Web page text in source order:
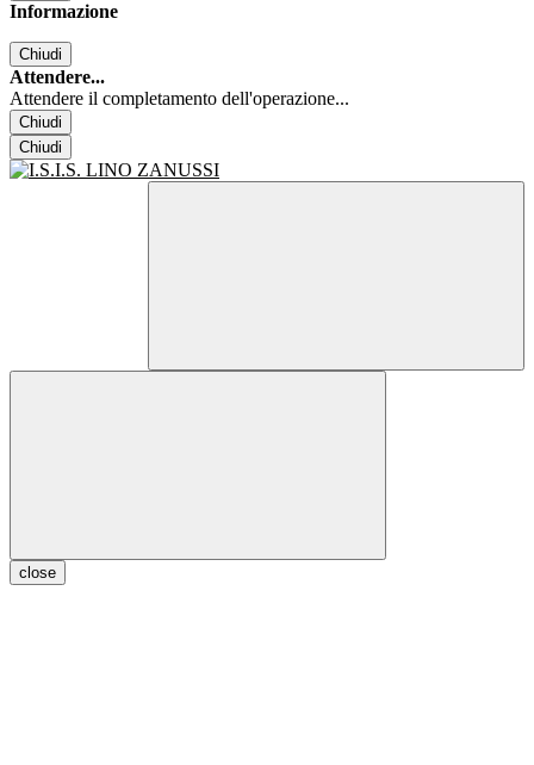
Informazione
Chiudi
Attendere...
Attendere il completamento dell'operazione...
Chiudi
Chiudi
close